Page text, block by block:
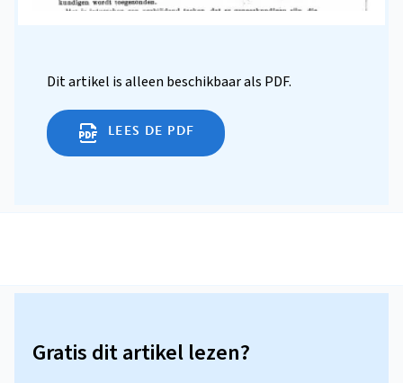
Dit artikel is alleen beschikbaar als PDF.
LEES DE PDF
Gratis dit artikel lezen?